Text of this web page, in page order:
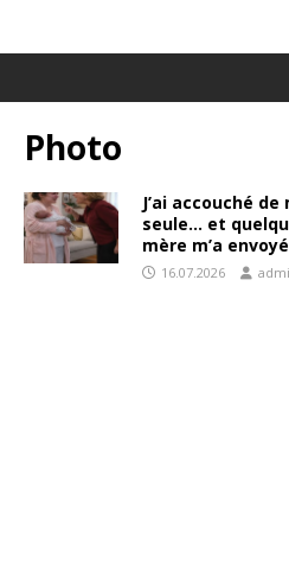
Photo
J’ai accouché
seule… et
mère m’a
16.07.2026